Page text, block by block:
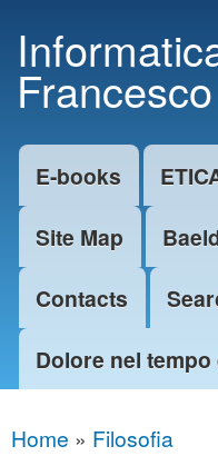
main
content
Main menu
E-books
Site Map
Contacts
Dolore nel
You are here
Home » Filosofia